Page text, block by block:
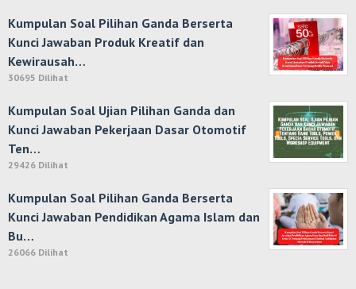
Kumpulan Soal Pilihan Ganda Berserta
Kunci Jawaban Produk Kreatif dan
Kewirausah…
30695 Dilihat
Kumpulan Soal Ujian Pilihan Ganda dan
Kunci Jawaban Pekerjaan Dasar Otomotif
Ten…
29426 Dilihat
Kumpulan Soal Pilihan Ganda Berserta
Kunci Jawaban Pendidikan Agama Islam dan
Bu…
26066 Dilihat